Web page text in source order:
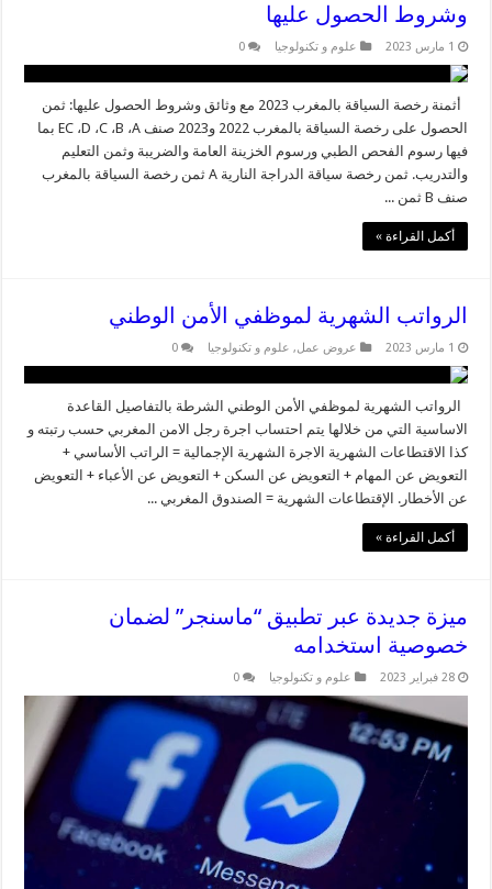
وشروط الحصول عليها
1 مارس 2023 علوم و تكنولوجيا 0
أثمنة رخصة السياقة بالمغرب 2023 مع وثائق وشروط الحصول عليها: ثمن
الحصول على رخصة السياقة بالمغرب 2022 و2023 صنف EC ،D ،C ،B ،A بما
فيها رسوم الفحص الطبي ورسوم الخزينة العامة والضريبة وثمن التعليم
والتدريب. ثمن رخصة سياقة الدراجة النارية A ثمن رخصة السياقة بالمغرب
صنف B ثمن ...
أكمل القراءة »
الرواتب الشهرية لموظفي الأمن الوطني
1 مارس 2023 عروض عمل, علوم و تكنولوجيا 0
الرواتب الشهرية لموظفي الأمن الوطني الشرطة بالتفاصيل القاعدة
الاساسية التي من خلالها يتم احتساب اجرة رجل الامن المغربي حسب رتبته و
كذا الاقتطاعات الشهرية الاجرة الشهرية الإجمالية = الراتب الأساسي +
التعويض عن المهام + التعويض عن السكن + التعويض عن الأعباء + التعويض
عن الأخطار. الإقتطاعات الشهرية = الصندوق المغربي ...
أكمل القراءة »
ميزة جديدة عبر تطبيق “ماسنجر” لضمان
خصوصية استخدامه
28 فبراير 2023 علوم و تكنولوجيا 0